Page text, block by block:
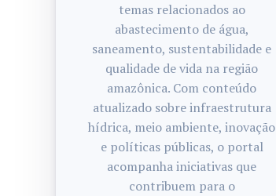
temas relacionados ao
abastecimento de água,
saneamento, sustentabilidade e
qualidade de vida na região
amazônica. Com conteúdo
atualizado sobre infraestrutura
hídrica, meio ambiente, inovação
e políticas públicas, o portal
acompanha iniciativas que
contribuem para o